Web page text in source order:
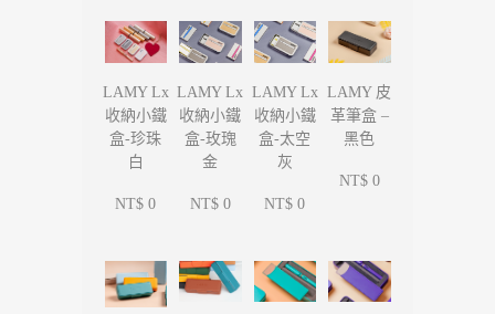
LAMY Lx
收納小鐵
盒-珍珠
白
NT$ 0
LAMY Lx
收納小鐵
盒-玫瑰
金
NT$ 0
LAMY Lx
收納小鐵
盒-太空
灰
NT$ 0
LAMY 皮
革筆盒 –
黑色
NT$ 0